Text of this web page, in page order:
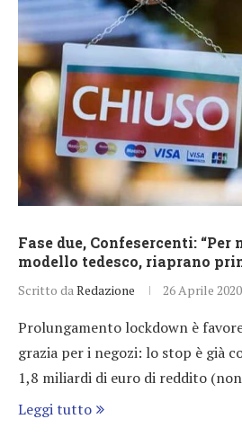
Fase due, Confesercenti:
modello tedesco, riaprano
Scritto da Redazione 26 Aprile 2020
Prolungamento lockdown è
grazia per i negozi: lo stop è già
1,8 miliardi di euro di reddito
Leggi tutto